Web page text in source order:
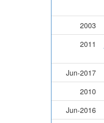
2003
2011
Jun-2017
2010
Jun-2016